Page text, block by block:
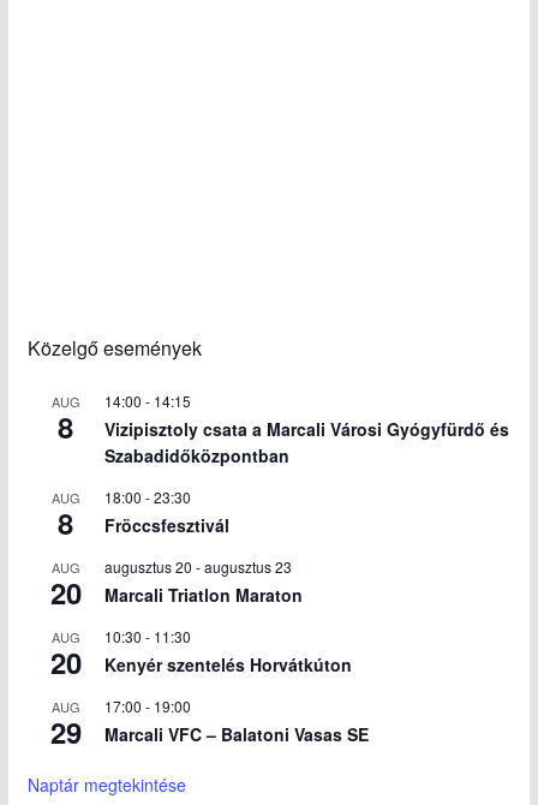
Közelgő események
AUG
8
14:00 - 14:15
Vizipisztoly csata a Marcali Városi Gyógyfürdő és
Szabadidőközpontban
AUG
8
18:00 -23:30
Fröccsfesztivál
AUG
20
augusztus 20 -augusztus 23
Marcali Triatlon Maraton
AUG
20
10:30 - 11:30
Kenyér szentelés Horvátkúton
AUG
29
17:00 - 19:00
Marcali VFC – Balatoni Vasas SE
Naptár megtekintése